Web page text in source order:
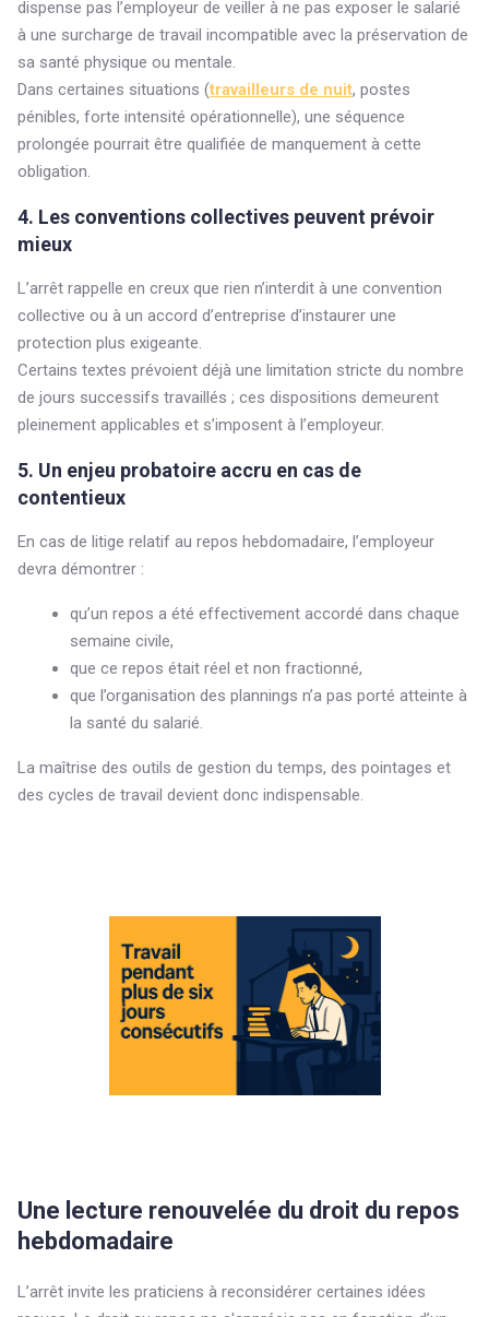
dispense pas l’employeur de veiller à ne pas exposer le salarié
à une surcharge de travail incompatible avec la préservation de
sa santé physique ou mentale.
Dans certaines situations (travailleurs de nuit, postes
pénibles, forte intensité opérationnelle), une séquence
prolongée pourrait être qualifiée de manquement à cette
obligation.
4. Les conventions collectives peuvent prévoir
mieux
L’arrêt rappelle en creux que rien n’interdit à une convention
collective ou à un accord d’entreprise d’instaurer une
protection plus exigeante.
Certains textes prévoient déjà une limitation stricte du nombre
de jours successifs travaillés ; ces dispositions demeurent
pleinement applicables et s’imposent à l’employeur.
5. Un enjeu probatoire accru en cas de
contentieux
En cas de litige relatif au repos hebdomadaire, l’employeur
devra démontrer :
qu’un repos a été effectivement accordé dans chaque
semaine civile,
que ce repos était réel et non fractionné,
que l’organisation des plannings n’a pas porté atteinte à
la santé du salarié.
La maîtrise des outils de gestion du temps, des pointages et
des cycles de travail devient donc indispensable.
Une lecture renouvelée du droit du repos
hebdomadaire
L’arrêt invite les praticiens à reconsidérer certaines idées